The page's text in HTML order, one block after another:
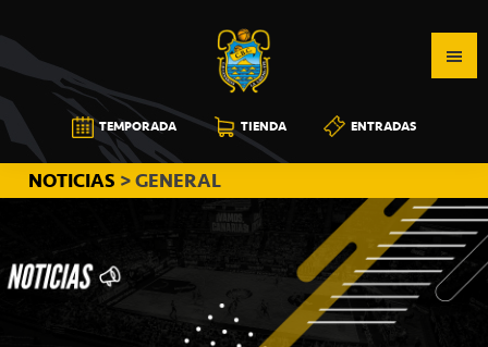
a
la
navegación
principal
al
contenido
principal
a
la
barra
lateral
principal
CB
CANARIAS
TEMPORADA TIENDA ENTRADAS
NOTICIAS > GENERAL